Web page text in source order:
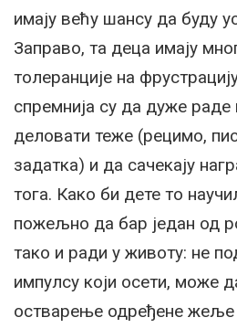
имају већу шансу да буду
Заправо, та деца имају
толеранције на
спремнија су да дуже
деловати теже (рецимо,
задатка) и да сачекају
тога. Како би дете то
пожељно да бар један од
тако и ради у животу: не
импулсу који осети, може
остварење одређене жеље